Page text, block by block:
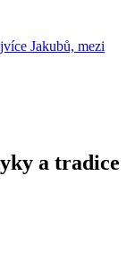
Jakubů, mezi
a tradice